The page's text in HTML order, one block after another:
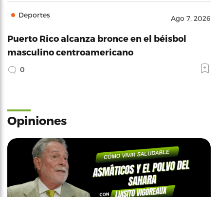
Deportes Ago 7, 2026
Puerto Rico alcanza bronce en el béisbol
masculino centroamericano
0
Opiniones